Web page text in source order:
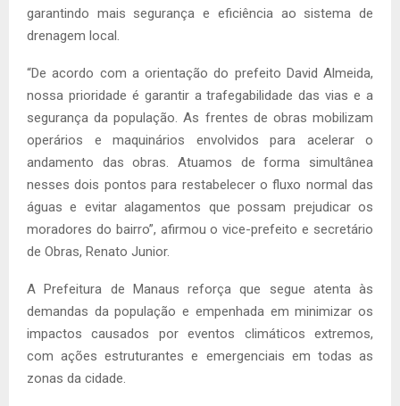
garantindo mais segurança e eficiência ao sistema de
drenagem local.
“De acordo com a orientação do prefeito David Almeida,
nossa prioridade é garantir a trafegabilidade das vias e a
segurança da população. As frentes de obras mobilizam
operários e maquinários envolvidos para acelerar o
andamento das obras. Atuamos de forma simultânea
nesses dois pontos para restabelecer o fluxo normal das
águas e evitar alagamentos que possam prejudicar os
moradores do bairro”, afirmou o vice-prefeito e secretário
de Obras, Renato Junior.
A Prefeitura de Manaus reforça que segue atenta às
demandas da população e empenhada em minimizar os
impactos causados por eventos climáticos extremos,
com ações estruturantes e emergenciais em todas as
zonas da cidade.